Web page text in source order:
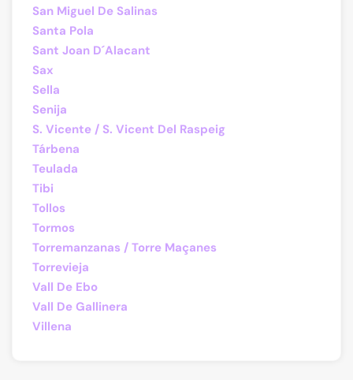
San Miguel De Salinas
Santa Pola
Sant Joan D´Alacant
Sax
Sella
Senija
S. Vicente / S. Vicent Del Raspeig
Tárbena
Teulada
Tibi
Tollos
Tormos
Torremanzanas / Torre Maçanes
Torrevieja
Vall De Ebo
Vall De Gallinera
Villena